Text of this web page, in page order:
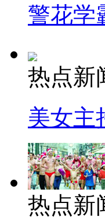
警花学
热点新
美女主
热点新